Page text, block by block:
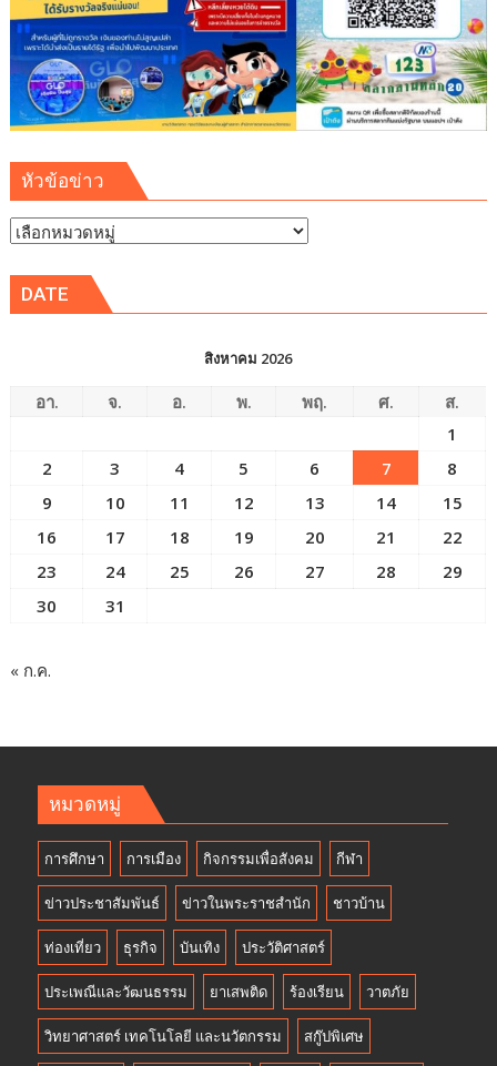
หัวข้อข่าว
หัวข้อ
DATE
สิงหาคม 2026
อา. จ. อ. พ. พฤ. ศ.
ส.
1
2
3 4 5 6 7
8
9
10 11 12 13 14
15
16
17 18 19 20 21
22
23
24 25 26 27 28
29
30
31
« ก.ค.
หมวดหมู่
การศึกษา การเมือง กิจกรรมเพื่อสังคม กีฬา
ข่าวประชาสัมพันธ์ ข่าวในพระราชสำนัก ชาวบ้าน
ท่องเที่ยว ธุรกิจ บันเทิง ประวัติศาสตร์
ประเพณีและวัฒนธรรม ยาเสพติด ร้องเรียน วาตภัย
วิทยาศาสตร์ เทคโนโลยี และนวัตกรรม สกู๊ปพิเศษ